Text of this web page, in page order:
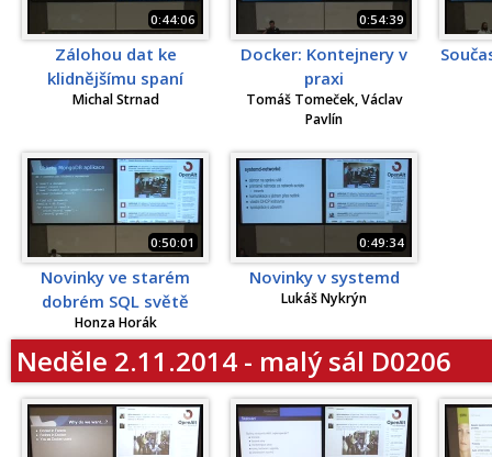
0:44:06
Zálohou dat ke
klidnějšímu spaní
Michal Strnad
0:54:39
Docker: Kontejnery v
praxi
Tomáš Tomeček, Václav
Pavlín
0:50:01
Novinky ve starém
dobrém SQL světě
Honza Horák
0:49:34
Novinky v systemd
Lukáš Nykrýn
Neděle 2.11.2014 - malý sál D0206